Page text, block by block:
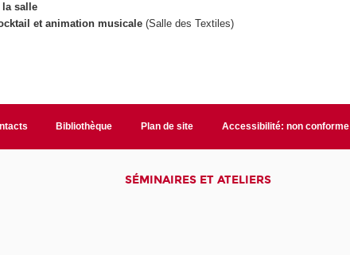
la salle
et animation musicale (Salle des Textiles)
Bibliothèque Plan de site Accessibilité: non conforme
SÉMINAIRES ET ATELIERS